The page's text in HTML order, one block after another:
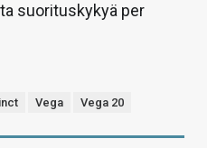
suorituskykyä per
Vega Vega 20